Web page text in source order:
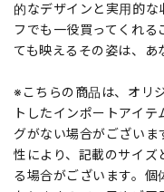
的なデザインと実用的な
フでも一役買ってくれ
ても映えるその姿は、あ
※こちらの商品は、オリ
トしたインポートアイ
グがない場合がござい
性により、記載のサイズ
る場合がございます。個